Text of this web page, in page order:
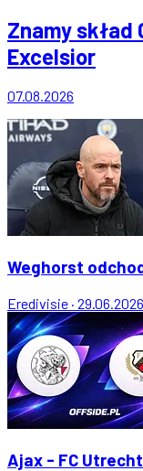
Znamy skład
Excelsior
07.08.2026
Weghorst
Eredivisie · 29.06.2026
Ajax - FC